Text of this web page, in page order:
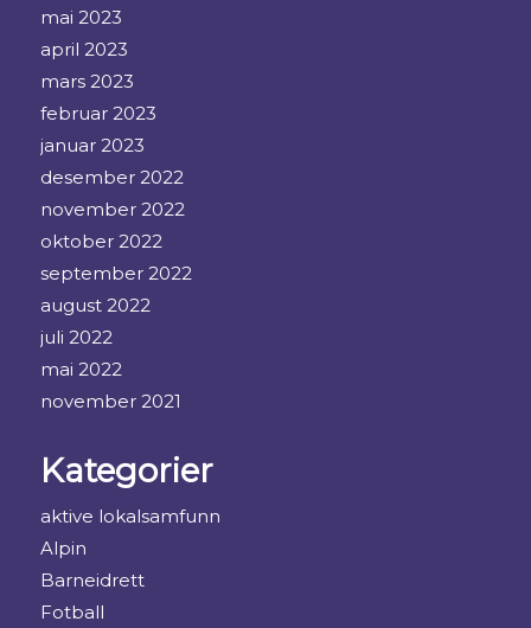
mai 2023
april 2023
mars 2023
februar 2023
januar 2023
desember 2022
november 2022
oktober 2022
september 2022
august 2022
juli 2022
mai 2022
november 2021
Kategorier
aktive lokalsamfunn
Alpin
Barneidrett
Fotball